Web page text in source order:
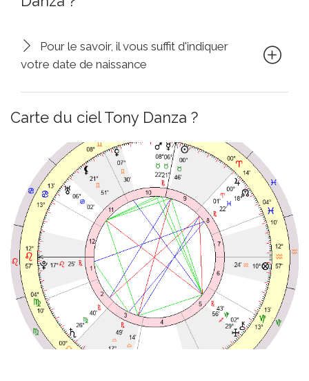
Pour le savoir, il vous suffit d'indiquer
votre date de naissance
Carte du ciel Tony Danza ?